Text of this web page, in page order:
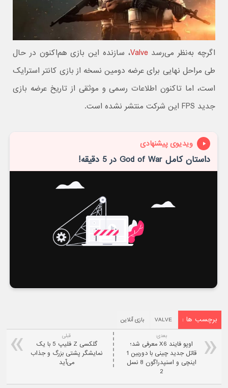
اگرچه به‌نظر می‌رسدValve، سازنده این بازی هم‌اکنون در حال
طی مراحل نهایی برای عرضه دومین نسخه از بازی کانتر استرایک
است، اما تاکنون اطلاعات رسمی و موثقی از تاریخ عرضه بازی
جدید FPS این شرکت منتشر نشده است.
ویدیوی پیشنهادی
داستان کامل God of War در 5 دقیقه!
برچسب ها : VALVE بازی آنلاین
قبلی
گلکسی Z فلیپ 5 با یک
نمایشگر پشتی بزرگ و جذاب
می‌آید
بعدی:
اوپو فایند X6 معرفی شد؛
قاتل جدید چینی با دوربین 1
اینچی و اسنپدراگون 8 نسل
2